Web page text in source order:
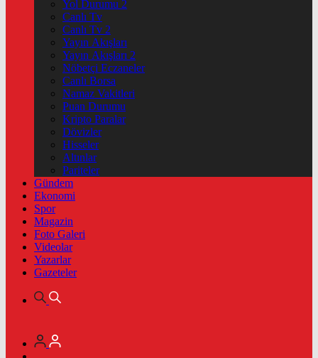
Yol Durumu 2
Canlı Tv
Canlı Tv 2
Yayın Akışları
Yayın Akışları 2
Nöbetçi Eczaneler
Canlı Borsa
Namaz Vakitleri
Puan Durumu
Kripto Paralar
Dövizler
Hisseler
Altınlar
Pariteler
Gündem
Ekonomi
Spor
Magazin
Foto Galeri
Videolar
Yazarlar
Gazeteler